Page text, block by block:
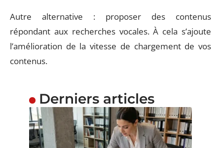
Autre alternative : proposer des contenus
répondant aux recherches vocales. À cela s’ajoute
l’amélioration de la vitesse de chargement de vos
contenus.
Derniers articles